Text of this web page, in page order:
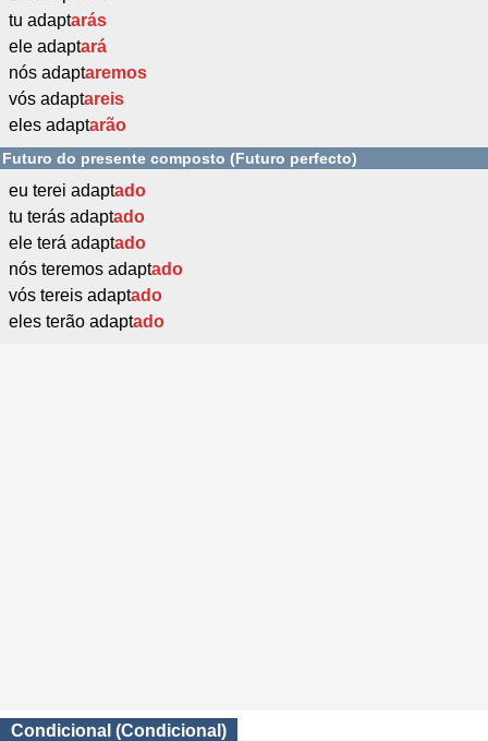
tu adaptarás
ele adaptará
nós adaptaremos
vós adaptareis
eles adaptarão
Futuro do presente composto (Futuro perfecto)
eu terei adaptado
tu terás adaptado
ele terá adaptado
nós teremos adaptado
vós tereis adaptado
eles terão adaptado
Condicional (Condicional)